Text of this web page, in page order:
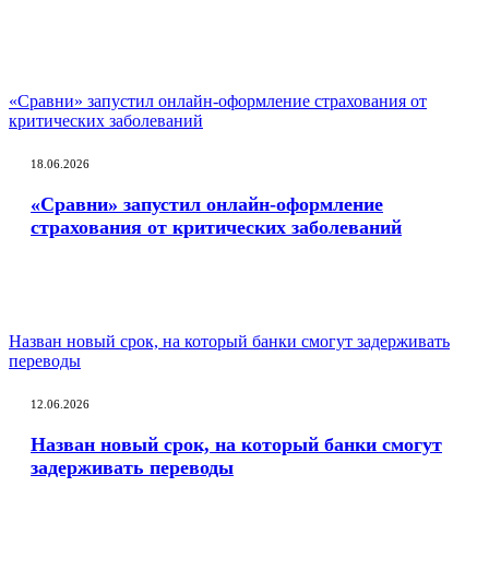
«Сравни» запустил онлайн-оформление страхования от
критических заболеваний
18.06.2026
«Сравни» запустил онлайн-оформление
страхования от критических заболеваний
Назван новый срок, на который банки смогут задерживать
переводы
12.06.2026
Назван новый срок, на который банки смогут
задерживать переводы